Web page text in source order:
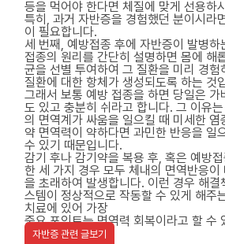
등을 먹어야 한다면 체질에 맞게 선용하
특히, 과거 자반증을 경험했던 분이시라
이 필요합니다.
세 번째, 예방접종 후에 자반증이 발병
접종의 원리를 간단히 설명하면 몸에 해
균을 선별 투여하여 그 질환을 미리 경험
질환에 대한 항체가 생성되도록 하는 것
그래서 보통 예방 접종을 하면 당일은 가
도 있고 충분히 쉬라고 합니다. 그 이유
의 면역계가 싸움을 일으킬 때 미세한
약 면역력이 약하다면 과민한 반응을 일
수 있기 때문입니다.
감기 후나 감기약을 복용 후, 혹은 예방
한 세 가지 경우 모두 체내의 면역반응이
을 초래하여 발생합니다. 이런 경우 해결
스템이 정상적으로 작동할 수 있게 해주
치료에 있어 가장
중요 포인트는 면역력 회복이라고 할 수
자반증 관련 글보기